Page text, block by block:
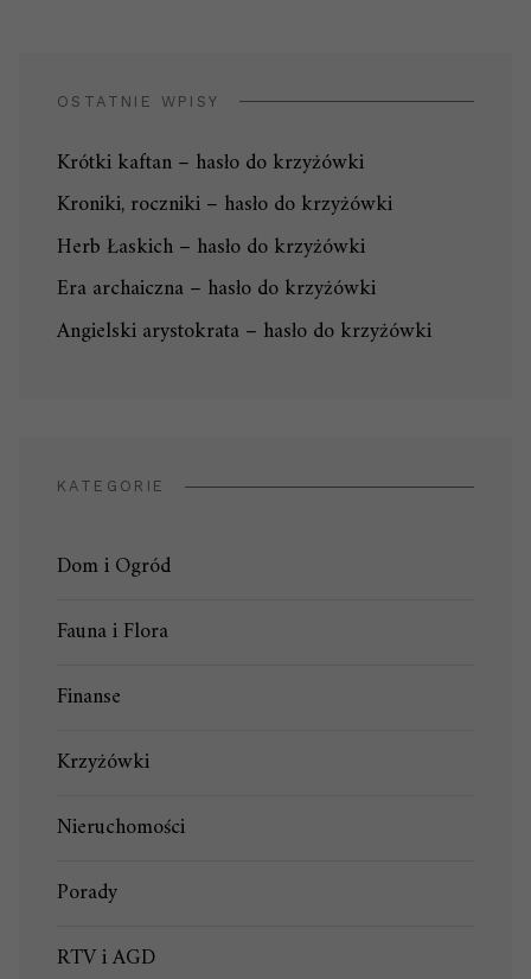
OSTATNIE WPISY
Krótki kaftan – hasło do krzyżówki
Kroniki, roczniki – hasło do krzyżówki
Herb Łaskich – hasło do krzyżówki
Era archaiczna – hasło do krzyżówki
Angielski arystokrata – hasło do krzyżówki
KATEGORIE
Dom i Ogród
Fauna i Flora
Finanse
Krzyżówki
Nieruchomości
Porady
RTV i AGD